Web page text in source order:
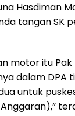
Hasdiman
tangan SK
motor itu
dalam DPA
untuk